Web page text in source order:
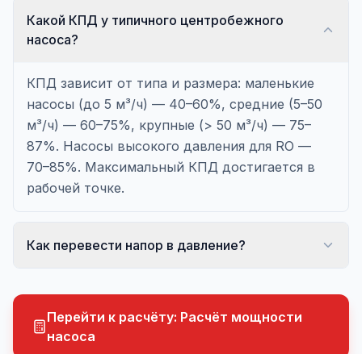
Какой КПД у типичного центробежного
насоса?
КПД зависит от типа и размера: маленькие
насосы (до 5 м³/ч) — 40–60%, средние (5–50
м³/ч) — 60–75%, крупные (> 50 м³/ч) — 75–
87%. Насосы высокого давления для RO —
70–85%. Максимальный КПД достигается в
рабочей точке.
Как перевести напор в давление?
Перейти к расчёту: Расчёт мощности
насоса